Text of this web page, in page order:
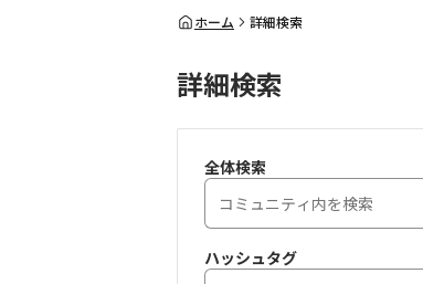
お知らせ TORQUIZ【投票企
TORQUEニュース
TORQUEフォト
自己紹介しよう
編集部の日常フォト
ホーム 詳細検索
詳細検索
全体検索
ハッシュタグ